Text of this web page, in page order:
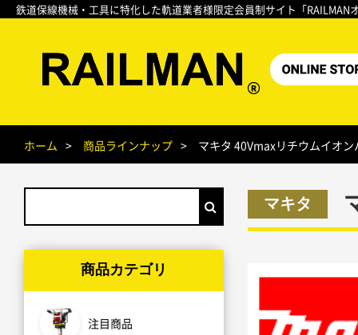
鉄道保線機械・工具に特化した軌道業者様限定会員制サイト「RAILMAN
ホーム 商品ラインナップ マキタ 40Vmaxリチウムイオ
マキタ
商品カテゴリ
注目商品